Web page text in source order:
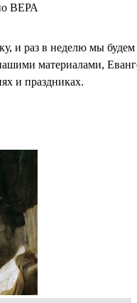
ВЕРА
и раз в неделю мы будем
материалами,
и праздниках.